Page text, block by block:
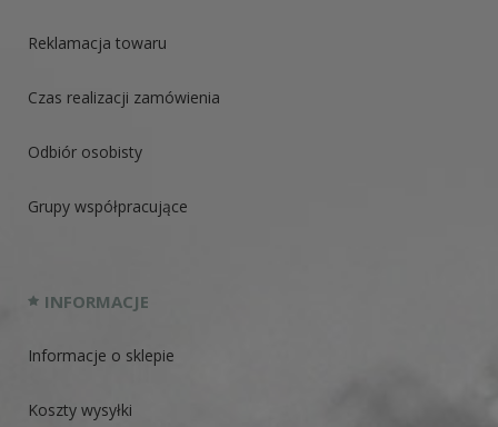
Reklamacja towaru
Czas realizacji zamówienia
Odbiór osobisty
Grupy współpracujące
INFORMACJE
Informacje o sklepie
Koszty wysyłki